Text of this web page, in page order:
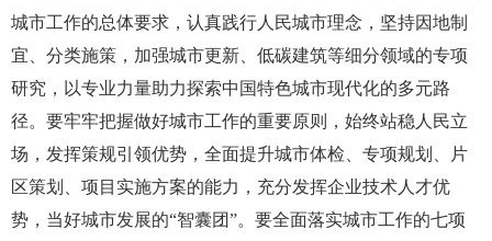
城市工作的总体要求，认真践行人民城市理念，坚持因地制
宜、分类施策，加强城市更新、低碳建筑等细分领域的专项
研究，以专业力量助力探索中国特色城市现代化的多元路
径。要牢牢把握做好城市工作的重要原则，始终站稳人民立
场，发挥策规引领优势，全面提升城市体检、专项规划、片
区策划、项目实施方案的能力，充分发挥企业技术人才优
势，当好城市发展的“智囊团”。要全面落实城市工作的七项